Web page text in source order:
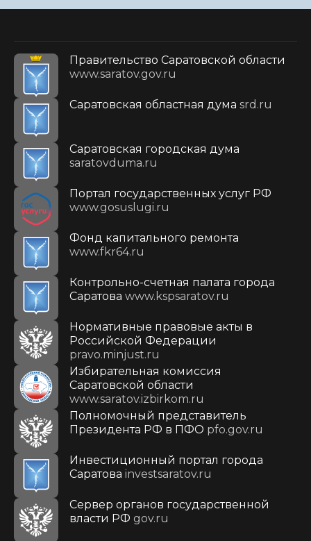
Правительство Саратовской области
www.saratov.gov.ru
Саратовская областная дума srd.ru
Саратовская городская дума
saratovduma.ru
Портал государственных услуг РФ
www.gosuslugi.ru
Фонд капитального ремонта
www.fkr64.ru
Контрольно-счетная палата города
Саратова www.kspsaratov.ru
Нормативные правовые акты в
Российской Федерации
pravo.minjust.ru
Избирательная комиссия
Саратовской области
www.saratov.izbirkom.ru
Полномочный представитель
Президента РФ в ПФО pfo.gov.ru
Инвестиционный портал города
Саратова investsaratov.ru
Сервер органов государственной
власти РФ gov.ru